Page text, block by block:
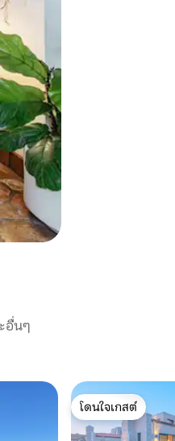
อื่นๆ
โดนใจเกสต์
โดนใจเกสต์